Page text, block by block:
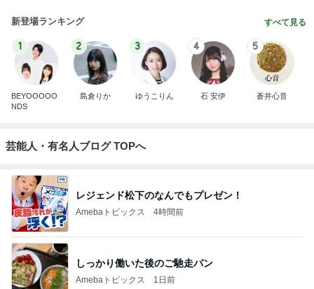
新登場ランキング すべて見る
1
BEYOOOOO
NDS
2
島倉りか
3
ゆうこりん
4
石 安伊
5
蒼井心音
芸能人・有名人ブログ TOPへ
レジェンド松下のなんでもプレゼン！
Amebaトピックス 4時間前
しっかり働いた後のご馳走パン
Amebaトピックス 1日前